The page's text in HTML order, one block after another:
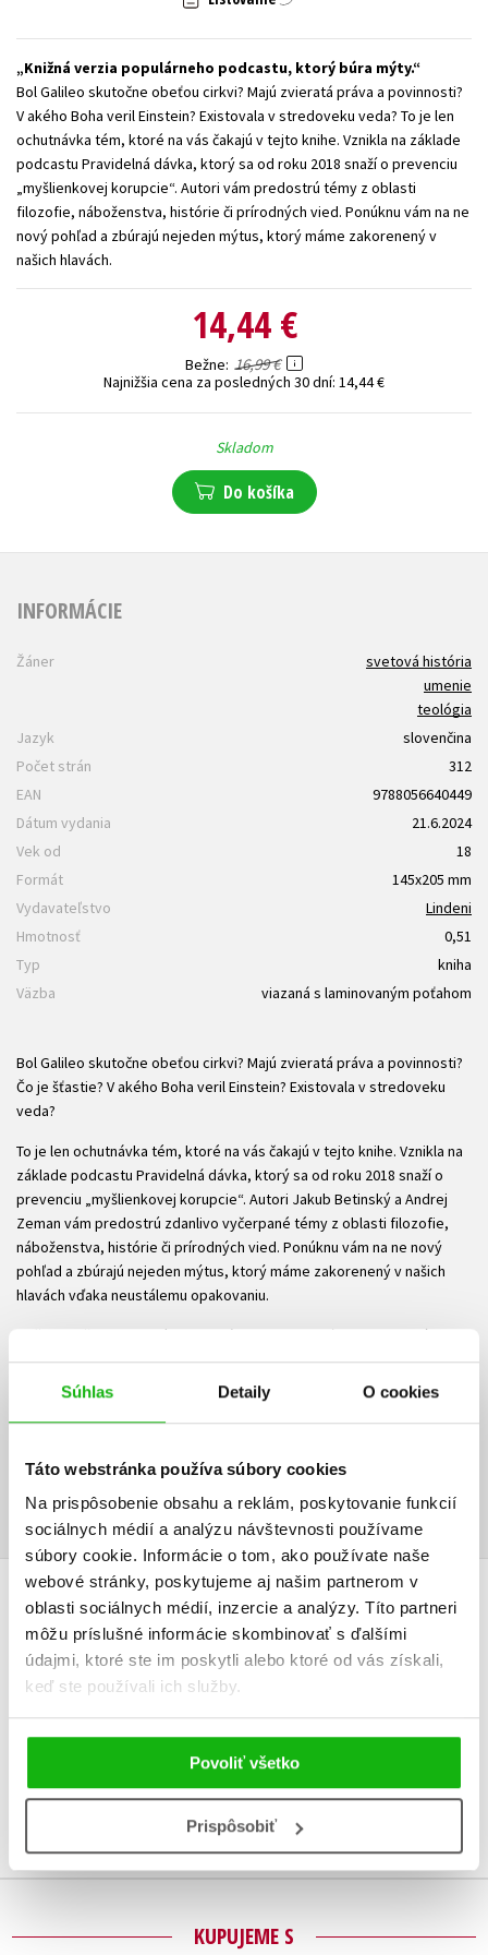
Súhlas Detaily O cookies
Táto webstránka používa súbory cookies
Na prispôsobenie obsahu a reklám, poskytovanie funkcií
sociálnych médií a analýzu návštevnosti používame
súbory cookie. Informácie o tom, ako používate naše
webové stránky, poskytujeme aj našim partnerom v
oblasti sociálnych médií, inzercie a analýzy. Títo partneri
môžu príslušné informácie skombinovať s ďalšími
údajmi, ktoré ste im poskytli alebo ktoré od vás získali,
keď ste používali ich služby.
Povoliť všetko
Prispôsobiť
Výchova a pedagogika
Young adult
Young adult (SK)
Zdravie a životný štýl
Všetky tituly
Knižná verzia populárneho podcastu, ktorý búra mýty.
Bol Galileo skutočne obeťou cirkvi? Majú zvieratá práva a povinnosti?
V akého Boha veril Einstein? Existovala v stredoveku veda? To je len
ochutnávka tém, ktoré na vás čakajú v tejto knihe. Vznikla na základe
podcastu Pravidelná dávka, ktorý sa od roku 2018 snaží o prevenciu
„myšlienkovej korupcie“. Autori vám predostrú témy z oblasti
filozofie, náboženstva, histórie či prírodných vied. Ponúknu vám na ne
nový pohľad a zbúrajú nejeden mýtus, ktorý máme zakorenený v
našich hlavách.
14,44 €
Bežne 16,99 €
Najnižšia cena za posledných 30 dní: 14,44 €
Skladom
Do košíka
INFORMÁCIE
Žáner
svetová história
umenie
teológia
Jazyk
slovenčina
Počet strán
312
EAN
9788056640449
Dátum vydania
21.6.2024
Vek od
18
Formát
145x205 mm
Vydavateľstvo
Lindeni
Hmotnosť
0,51
Typ
kniha
Väzba
viazaná s laminovaným poťahom
Bol Galileo skutočne obeťou cirkvi? Majú zvieratá práva a povinnosti?
Čo je šťastie? V akého Boha veril Einstein? Existovala v stredoveku
veda?
To je len ochutnávka tém, ktoré na vás čakajú v tejto knihe. Vznikla na
základe podcastu Pravidelná dávka, ktorý sa od roku 2018 snaží o
prevenciu „myšlienkovej korupcie“. Autori Jakub Betinský a Andrej
Zeman vám predostrú zdanlivo vyčerpané témy z oblasti filozofie,
náboženstva, histórie či prírodných vied. Ponúknu vám na ne nový
pohľad a zbúrajú nejeden mýtus, ktorý máme zakorenený v našich
hlavách vďaka neustálemu opakovaniu.
Nečakajte žiadne suché fakty. Práve naopak. Buďte zvedochtiví a
zamyslite sa hlbšie nad vecami, o ktorých ste presvedčení, že v nich
dávno máte jasno. Budete prekvapení, že je možno všetko inak...
Súbory na stiahnutie
UŽIVATEĽSKÁ RECENZIA
Žiadne užívateľské hodnotenia nie sú dostupné.
Vaše hodnotenie
Používateľskú recenziu môžu vkladať len registrovaní užívatelia
KUPUJEME S